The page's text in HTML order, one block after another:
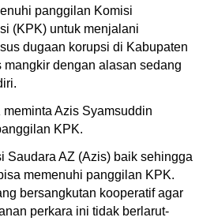
panggilan Komisi
(KPK) untuk menjalani
dugaan korupsi di Kabupaten
mangkir dengan alasan sedang
Azis Syamsuddin
KPK.
Saudara AZ (Azis) baik sehingga
memenuhi panggilan KPK.
bersangkutan kooperatif agar
perkara ini tidak berlarut-